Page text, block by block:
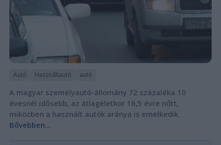
Autó Használtautó autó
A magyar személyautó-állomány 72 százaléka 10
évesnél idősebb, az átlagéletkor 16,5 évre nőtt,
miközben a használt autók aránya is emelkedik.
Bővebben...